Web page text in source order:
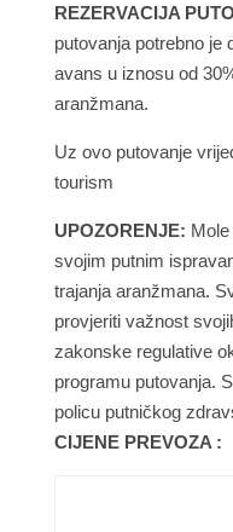
REZERVACIJA
putovanja potrebno je
avans u iznosu od
aranžmana.
Uz ovo putovanje
tourism
UPOZORENJE:
svojim putnim
trajanja aranžmana.
provjeriti važnost
zakonske regulative
programu putovanja.
policu putničkog
CIJENE PREVOZA :